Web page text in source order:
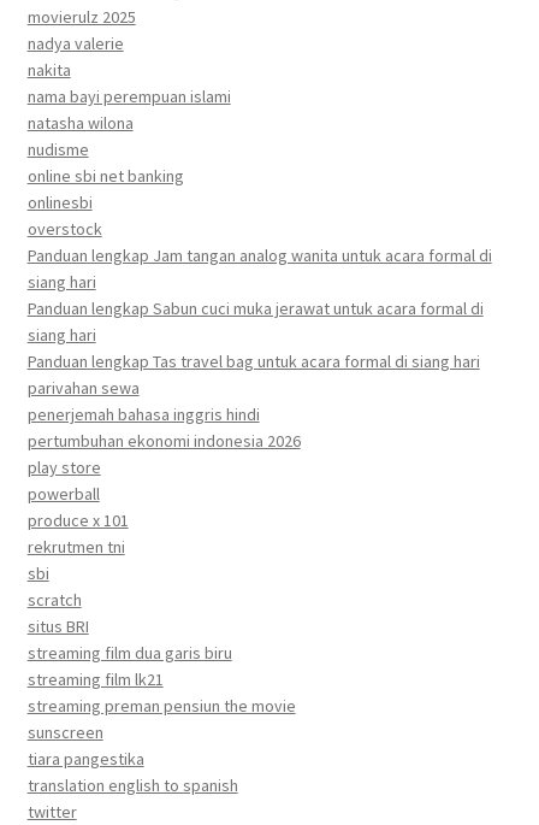
movierulz 2025
nadya valerie
nakita
nama bayi perempuan islami
natasha wilona
nudisme
online sbi net banking
onlinesbi
overstock
Panduan lengkap Jam tangan analog wanita untuk acara formal di
siang hari
Panduan lengkap Sabun cuci muka jerawat untuk acara formal di
siang hari
Panduan lengkap Tas travel bag untuk acara formal di siang hari
parivahan sewa
penerjemah bahasa inggris hindi
pertumbuhan ekonomi indonesia 2026
play store
powerball
produce x 101
rekrutmen tni
sbi
scratch
situs BRI
streaming film dua garis biru
streaming film lk21
streaming preman pensiun the movie
sunscreen
tiara pangestika
translation english to spanish
twitter